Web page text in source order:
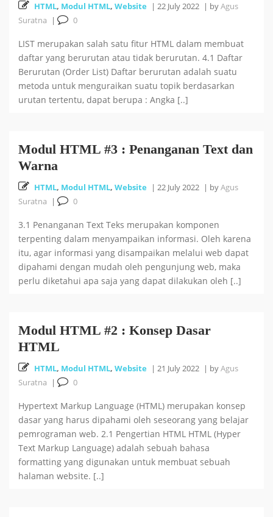
HTML, Modul HTML, Website | 22 July 2022 | byAgus
Suratna
| 0
LIST merupakan salah satu fitur HTML dalam membuat
daftar yang berurutan atau tidak berurutan. 4.1 Daftar
Berurutan (Order List) Daftar berurutan adalah suatu
metoda untuk menguraikan suatu topik berdasarkan
urutan tertentu, dapat berupa : Angka [..]
Modul HTML #3 : Penanganan Text dan
Warna
HTML, Modul HTML, Website | 22 July 2022 | byAgus
Suratna
| 0
3.1 Penanganan Text Teks merupakan komponen
terpenting dalam menyampaikan informasi. Oleh karena
itu, agar informasi yang disampaikan melalui web dapat
dipahami dengan mudah oleh pengunjung web, maka
perlu diketahui apa saja yang dapat dilakukan oleh [..]
Modul HTML #2 : Konsep Dasar
HTML
HTML, Modul HTML, Website | 21 July 2022 | byAgus
Suratna
| 0
Hypertext Markup Language (HTML) merupakan konsep
dasar yang harus dipahami oleh seseorang yang belajar
pemrograman web. 2.1 Pengertian HTML HTML (Hyper
Text Markup Language) adalah sebuah bahasa
formatting yang digunakan untuk membuat sebuah
halaman website. [..]